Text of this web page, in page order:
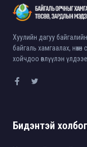
Хуулийн дагуу байгалийн
байгаль хамгаалах,
хойчдоо өвлүүлэн үлдээе.
Бидэнтэй